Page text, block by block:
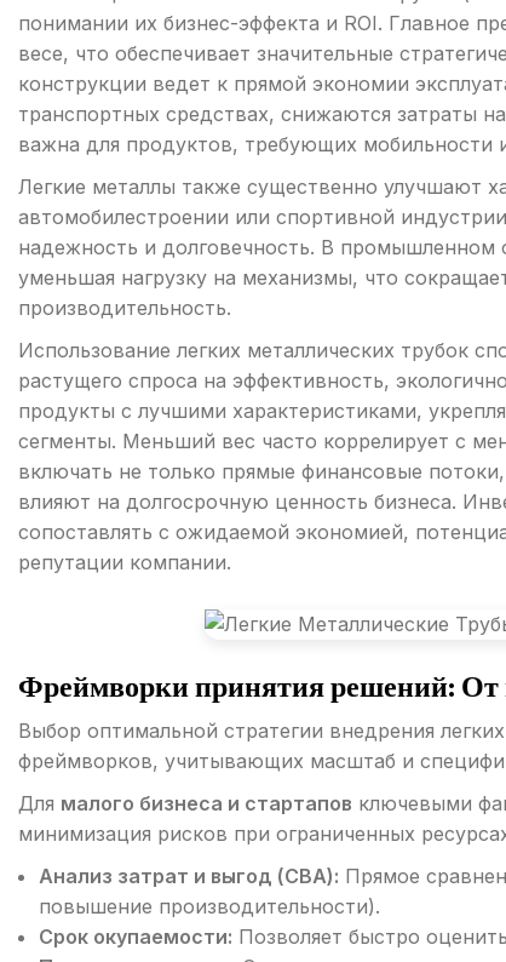
понимании их бизнес-эффекта и ROI. Главное
весе, что обеспечивает значительные
конструкции ведет к прямой экономии
транспортных средствах, снижаются затраты
важна для продуктов, требующих мобильности
Легкие металлы также существенно улучшают
автомобилестроении или спортивной
надежность и долговечность. В
уменьшая нагрузку на механизмы, что
производительность.
Использование легких металлических трубок
растущего спроса на эффективность,
продукты с лучшими характеристиками,
сегменты. Меньший вес часто коррелирует с
включать не только прямые финансовые
влияют на долгосрочную ценность бизнеса.
сопоставлять с ожидаемой экономией,
репутации компании.
Фреймворки принятия решений: От
Выбор оптимальной стратегии внедрения
фреймворков, учитывающих масштаб и
Для малого бизнеса и стартапов ключевыми
минимизация рисков при ограниченных
Анализ затрат и выгод (CBA): Прямое
повышение производительности).
Срок окупаемости: Позволяет быстро